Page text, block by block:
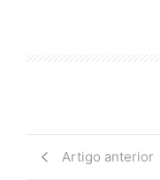
Artigo anterior